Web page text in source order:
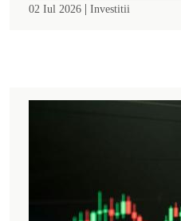
02 Iul 2026 | Investitii